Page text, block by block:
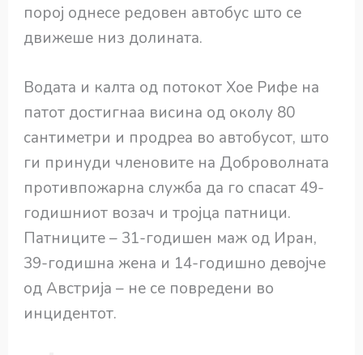
порој однесе редовен автобус што се
движеше низ долината.
Водата и калта од потокот Хое Рифе на
патот достигнаа висина од околу 80
сантиметри и продреа во автобусот, што
ги принуди членовите на Доброволната
противпожарна служба да го спасат 49-
годишниот возач и тројца патници.
Патниците – 31-годишен маж од Иран,
39-годишна жена и 14-годишно девојче
од Австрија – не се повредени во
инцидентот.